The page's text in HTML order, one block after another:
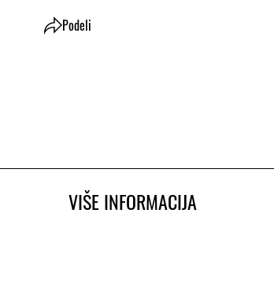
Podeli
VIŠE INFORMACIJA